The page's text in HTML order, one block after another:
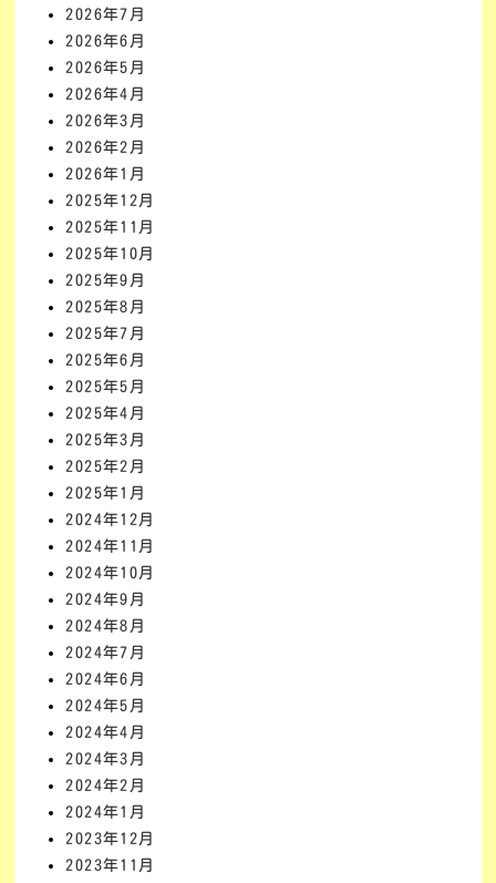
2026年7月
2026年6月
2026年5月
2026年4月
2026年3月
2026年2月
2026年1月
2025年12月
2025年11月
2025年10月
2025年9月
2025年8月
2025年7月
2025年6月
2025年5月
2025年4月
2025年3月
2025年2月
2025年1月
2024年12月
2024年11月
2024年10月
2024年9月
2024年8月
2024年7月
2024年6月
2024年5月
2024年4月
2024年3月
2024年2月
2024年1月
2023年12月
2023年11月